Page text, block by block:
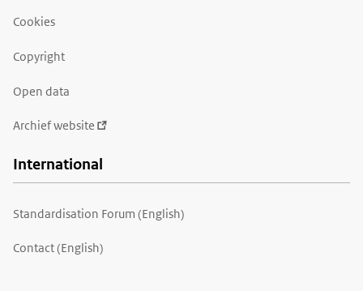
Cookies
Copyright
Open data
Archief website
International
Standardisation Forum (English)
Contact (English)